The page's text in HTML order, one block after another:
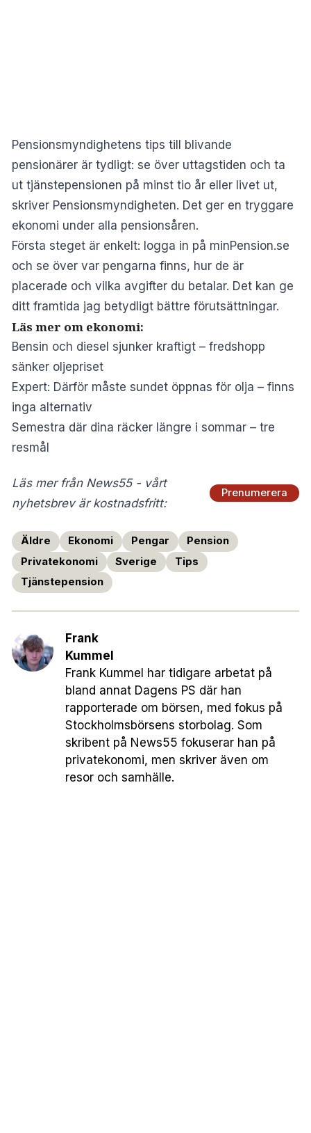
Pensionsmyndighetens tips till blivande
pensionärer är tydligt: se över uttagstiden och ta
ut tjänstepensionen på minst tio år eller livet ut,
skriver Pensionsmyndigheten. Det ger en tryggare
ekonomi under alla pensionsåren.
Första steget är enkelt: logga in på minPension.se
och se över var pengarna finns, hur de är
placerade och vilka avgifter du betalar. Det kan ge
ditt framtida jag betydligt bättre förutsättningar.
Läs mer om ekonomi:
Bensin och diesel sjunker kraftigt – fredshopp
sänker oljepriset
Expert: Därför måste sundet öppnas för olja – finns
inga alternativ
Semestra där dina räcker längre i sommar – tre
resmål
Läs mer från News55 - vårt
nyhetsbrev är kostnadsfritt:
Prenumerera
Äldre Ekonomi Pengar
Pension
Privatekonomi
Sverige
Tips
Tjänstepension
Frank
Kummel
Frank Kummel har tidigare arbetat på
bland annat Dagens PS där han
rapporterade om börsen, med fokus på
Stockholmsbörsens storbolag. Som
skribent på News55 fokuserar han på
privatekonomi, men skriver även om
resor och samhälle.